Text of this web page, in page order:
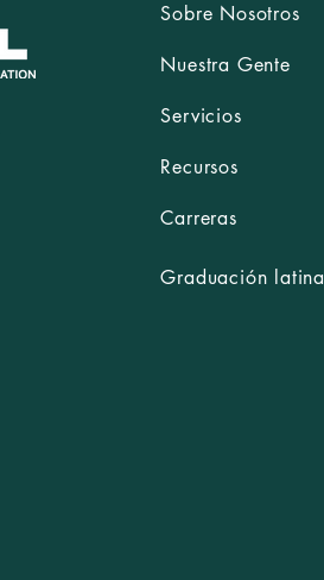
Sobre Nosotros
Nuestra Gente
Servicios
Recursos
Carreras
Graduación latina